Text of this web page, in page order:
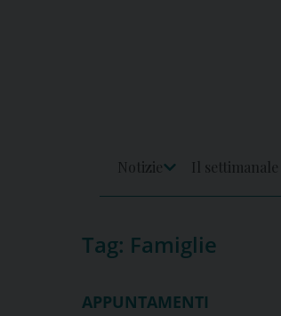
Notizie
Il settimanale
Tag: Famiglie
APPUNTAMENTI